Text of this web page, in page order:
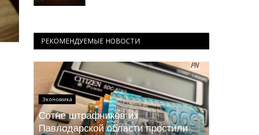
РЕКОМЕНДУЕМЫЕ НОВОСТИ
Экономика
Сотне штрафников из
Павлодарской области простили